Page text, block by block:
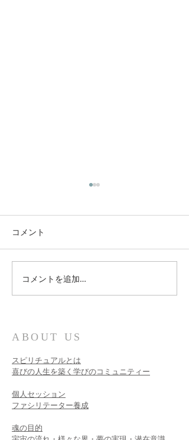
新しい時代のスピリチュ
アルの学び
コメント
コメントを追加…
ABOUT US
スピリチュアルとは
喜びの人生を築く学びのコミュニティー
個人セッション​
ファシリテーター養成
魂の目的